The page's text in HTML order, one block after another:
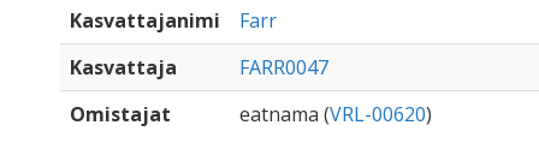
Kasvattajanimi
Farr
Kasvattaja
FARR0047
Omistajat
eatnama (VRL-00620)